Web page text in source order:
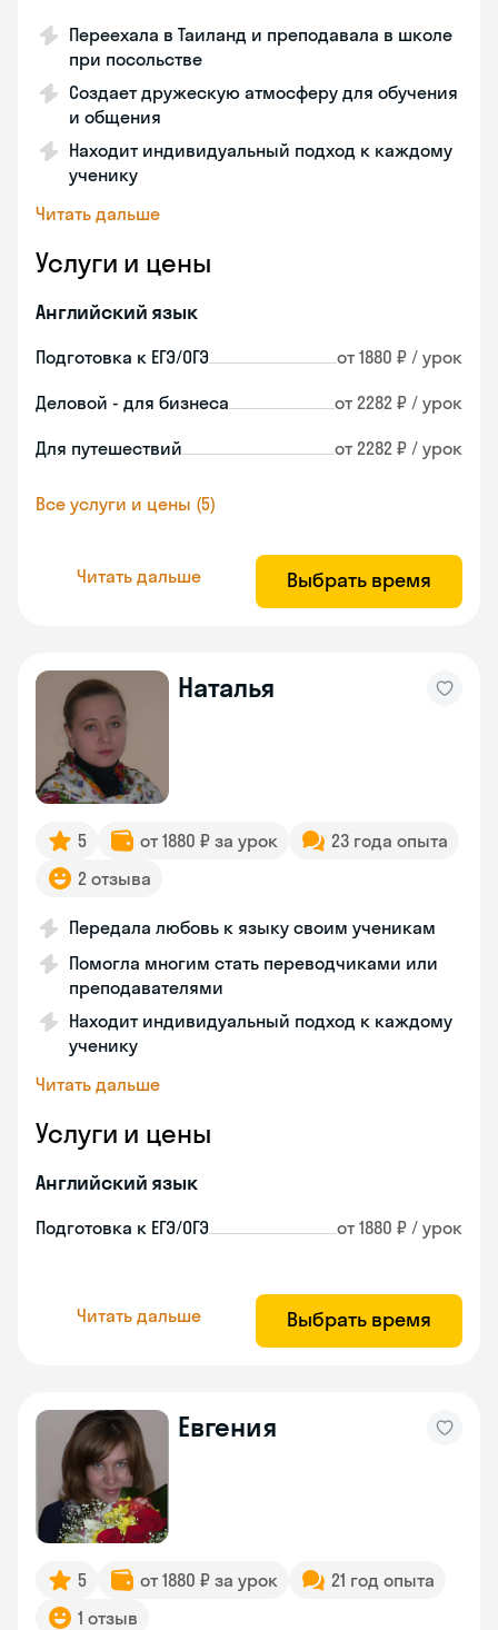
Переехала в Таиланд и преподавала в школе
при посольстве
Создает дружескую атмосферу для обучения
и общения
Находит индивидуальный подход к каждому
ученику
Читать дальше
Услуги и цены
Английский язык
Подготовка к ЕГЭ/ОГЭ от 1880 ₽ / урок
Деловой - для бизнеса от 2282 ₽ / урок
Для путешествий от 2282 ₽ / урок
Все услуги и цены (5)
Читать дальше Выбрать время
Наталья
5 от 1880 ₽ за урок
23 года опыта
2 отзыва
Передала любовь к языку своим ученикам
Помогла многим стать переводчиками или
преподавателями
Находит индивидуальный подход к каждому
ученику
Читать дальше
Услуги и цены
Английский язык
Подготовка к ЕГЭ/ОГЭ от 1880 ₽ / урок
Читать дальше Выбрать время
Евгения
5 от 1880 ₽ за урок
21 год опыта
1 отзыв